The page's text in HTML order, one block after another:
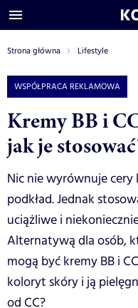
Strona główna Lifestyle
WSPÓŁPRACA REKLAMOWA
Kremy BB i
jak je
Nic nie wyrównuje
podkład. Jednak
uciążliwe i
Alternatywą dla osób,
mogą być kremy BB i
koloryt skóry i ją
od CC?